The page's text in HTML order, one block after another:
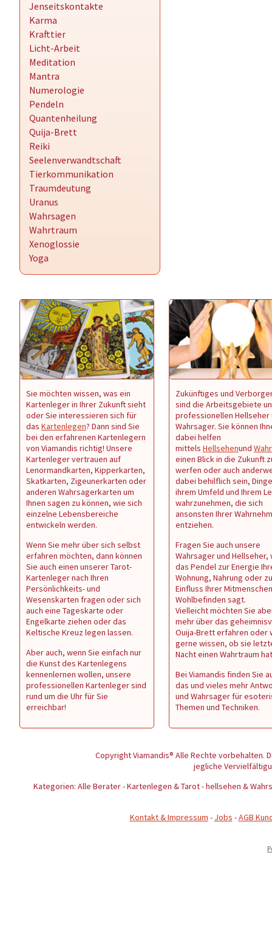
Jenseitskontakte
Karma
Krafttier
Licht-Arbeit
Meditation
Mantra
Numerologie
Pendeln
Quantenheilung
Quija-Brett
Reiki
Seelenverwandtschaft
Tierkommunikation
Traumdeutung
Uranus
Wahrsagen
Wahrtraum
Xenoglossie
Yoga
Sie möchten wissen, was ein
Kartenleger in Ihrer Zukunft sieht
oder Sie interessieren sich für
das Kartenlegen? Dann sind Sie
bei den erfahrenen Kartenlegern
von Viamandis richtig! Unsere
Kartenleger vertrauen auf
Lenormandkarten, Kipperkarten,
Skatkarten, Zigeunerkarten oder
anderen Wahrsagerkarten um
Ihnen sagen zu können, wie sich
einzelne Lebensbereiche
entwickeln werden.
Wenn Sie mehr über sich selbst
erfahren möchten, dann können
Sie auch einen unserer Tarot-
Kartenleger nach Ihren
Persönlichkeits- und
Wesenskarten fragen oder sich
auch eine Tageskarte oder
Engelkarte ziehen oder das
Keltische Kreuz legen lassen.
Aber auch, wenn Sie einfach nur
die Kunst des Kartenlegens
kennenlernen wollen, unsere
professionellen Kartenleger sind
rund um die Uhr für Sie
erreichbar!
Zukünftiges und
sind die Arbeitsgebiete
professionellen Hellseher
Wahrsager. Sie können
dabei helfen
mittels Hellsehenund
einen Blick in die Zukunft
werfen oder auch
dabei behilflich sein,
ihrem Umfeld und Ihrem
wahrzunehmen, die sich
ansonsten Ihrer
entziehen.
Fragen Sie auch unsere
Wahrsager und Hellseher,
das Pendel zur Energie
Wohnung, Nahrung oder
Einfluss Ihrer
Wohlbefinden sagt.
Vielleicht möchten Sie
mehr über das
Ouija-Brett erfahren oder
gerne wissen, ob sie
Nacht einen Wahrtraum
Bei Viamandis finden Sie
das und vieles mehr
und Wahrsager für
Themen und Techniken.
Copyright Viamandis® Alle Rechte vorbehalten.
jegliche
Kategorien: Alle Berater - Kartenlegen & Tarot - hellsehen &
Kontakt & Impressum - Jobs -AGB